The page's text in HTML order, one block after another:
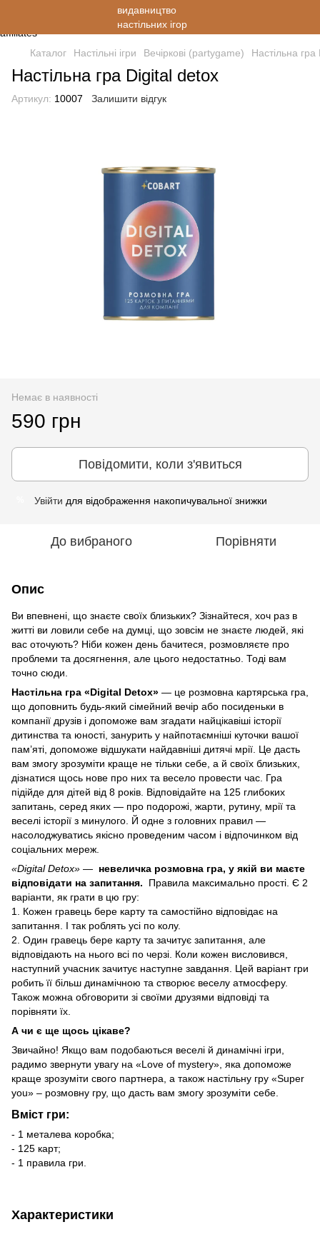
Каталог Настільні ігри Вечіркові (partygame) Настільна
Настільна гра Digital detox
Артикул: 10007 Залишити відгук
Немає в наявності
590 грн
Повідомити, коли з'явиться
Увійти для відображення накопичувальної знижки
До вибраного Порівняти
Опис
Ви впевнені, що знаєте своїх близьких? Зізнайтеся, хоч раз в
житті ви ловили себе на думці, що зовсім не знаєте людей, які
вас оточують? Ніби кожен день бачитеся, розмовляєте про
проблеми та досягнення, але цього недостатньо. Тоді вам
точно сюди.
Настільна гра «Digital Detox» — це розмовна картярська гра,
що доповнить будь-який сімейний вечір або посиденьки в
компанії друзів і допоможе вам згадати найцікавіші історії
дитинства та юності, занурить у найпотаємніші куточки вашої
пам’яті, допоможе відшукати найдавніші дитячі мрії. Це дасть
вам змогу зрозуміти краще не тільки себе, а й своїх близьких,
дізнатися щось нове про них та весело провести час. Гра
підійде для дітей від 8 років. Відповідайте на 125 глибоких
запитань, серед яких — про подорожі, жарти, рутину, мрії та
веселі історії з минулого. Й одне з головних правил —
насолоджуватись якісно проведеним часом і відпочинком від
соціальних мереж.
«Digital Detox» — невеличка розмовна гра, у якій ви маєте
відповідати на запитання.
Правила максимально прості. Є 2
варіанти, як грати в цю гру:
1. Кожен гравець бере карту та самостійно відповідає на
запитання. І так роблять усі по колу.
2. Один гравець бере карту та зачитує запитання, але
відповідають на нього всі по черзі. Коли кожен висловився,
наступний учасник зачитує наступне завдання. Цей варіант гри
робить її більш динамічною та створює веселу атмосферу.
Також можна обговорити зі своїми друзями відповіді та
порівняти їх.
А чи є ще щось цікаве?
Звичайно! Якщо вам подобаються веселі й динамічні ігри,
радимо звернути увагу на «Love of mystery», яка допоможе
краще зрозуміти свого партнера, а також настільну гру «Super
you» – розмовну гру, що дасть вам змогу зрозуміти себе.
Вміст гри:
- 1 металева коробка;
- 125 карт;
- 1 правила гри.
Характеристики